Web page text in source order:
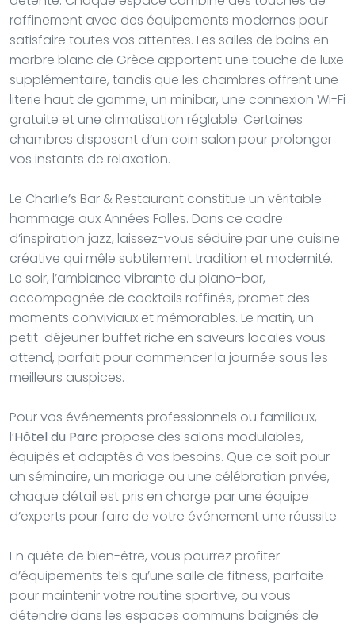
raffinement avec des équipements modernes pour
satisfaire toutes vos attentes. Les salles de bains en
marbre blanc de Grèce apportent une touche de luxe
supplémentaire, tandis que les chambres offrent une
literie haut de gamme, un minibar, une connexion Wi-Fi
gratuite et une climatisation réglable. Certaines
chambres disposent d’un coin salon pour prolonger
vos instants de relaxation.
Le Charlie’s Bar & Restaurant constitue un véritable
hommage aux Années Folles. Dans ce cadre
d’inspiration jazz, laissez-vous séduire par une cuisine
créative qui mêle subtilement tradition et modernité.
Le soir, l’ambiance vibrante du piano-bar,
accompagnée de cocktails raffinés, promet des
moments conviviaux et mémorables. Le matin, un
petit-déjeuner buffet riche en saveurs locales vous
attend, parfait pour commencer la journée sous les
meilleurs auspices.
Pour vos événements professionnels ou familiaux,
l’Hôtel du Parc propose des salons modulables,
équipés et adaptés à vos besoins. Que ce soit pour
un séminaire, un mariage ou une célébration privée,
chaque détail est pris en charge par une équipe
d’experts pour faire de votre événement une réussite.
En quête de bien-être, vous pourrez profiter
d’équipements tels qu’une salle de fitness, parfaite
pour maintenir votre routine sportive, ou vous
détendre dans les espaces communs baignés de